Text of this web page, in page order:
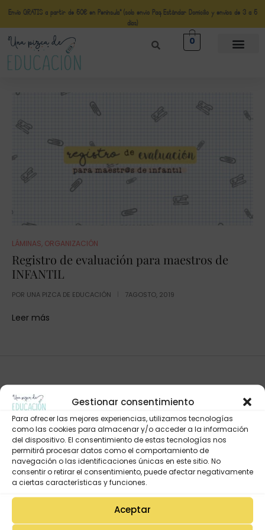
Gestionar consentimiento
Para ofrecer las mejores experiencias, utilizamos tecnologías
como las cookies para almacenar y/o acceder a la información
del dispositivo. El consentimiento de estas tecnologías nos
permitirá procesar datos como el comportamiento de
navegación o las identificaciones únicas en este sitio. No
consentir o retirar el consentimiento, puede afectar negativamente
a ciertas características y funciones.
Aceptar
Envío GRATIS a partir de 50€ en Península* (solo envio Paq Estándar Domicilio y envíos de 3 a 5
días)
0
LÁMINAS, ORGANIZACIÓN
Registro de evaluación para maestros de
INFANTIL
POR UNA PIZCA DE EDUCACIÓN 7AGOSTO, 2019
Leer más
Mi Cuenta
Lista de deseos
Mi Perfil